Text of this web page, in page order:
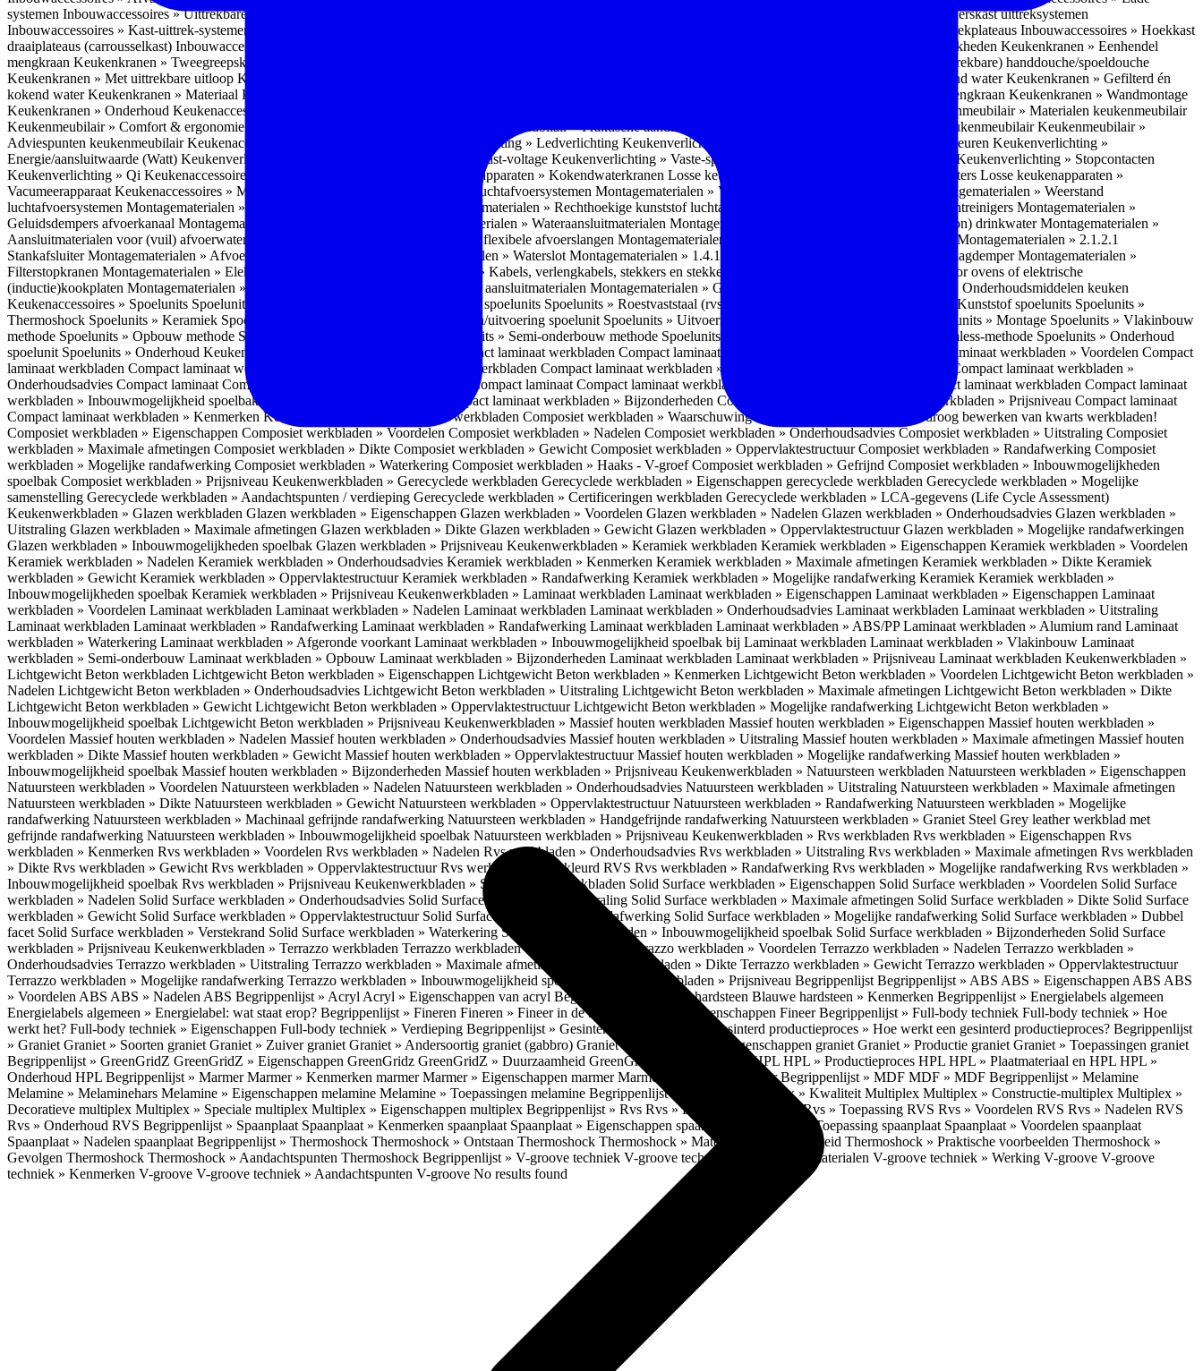
systemen Inbouwaccessoires » Uittrekbare ladesystemen
Inbouwaccessoires » Apothekerskast uittreksystemen
Inbouwaccessoires » Kast-uittrek-systemen
Inbouwaccessoires » Hoekkast uittrekplateaus Inbouwaccessoires » Hoekkast
draaiplateaus (carrousselkast) Inbouwaccessoires » Onderhoud Keukenkranen » Bedieningsmogelijkheden Keukenkranen » Eenhendel
mengkraan Keukenkranen » Tweegreepskraan
Keukenkranen » Met (uitrekbare) handdouche/spoeldouche
Keukenkranen » Met uittrekbare uitloop Keukenkranen » Gefilterd water Keukenkranen » Kokend waterKeukenkranen » Gefilterd én
kokend waterKeukenkranen » Materiaal Keukenkranen » Pvd Techniek (pvd) Keukenkranen » Bladmengkraan Keukenkranen » Wandmontage
Keukenkranen » Onderhoud Keukenaccessoires » Keukenmeubilair
Keukenmeubilair » Materialen keukenmeubilair
Keukenmeubilair » Comfort & ergonomie
Keukenmeubilair » Praktische aandachtspunten Keukenmeubilair » Duurzaamheid keukenmeubilairKeukenmeubilair »
Adviespunten keukenmeubilairKeukenaccessoires » Keukenverlichting Keukenverlichting » Ledverlichting Keukenverlichting » Installatie Keukenverlichting » Lichtkleuren Keukenverlichting »
Energie/aansluitwaarde (Watt) Keukenverlichting » Leddriver Keukenverlichting » Vast-voltage Keukenverlichting » Vaste-spanning
Keukenverlichting » Stopcontacten
Keukenverlichting » Qi Keukenaccessoires » Losse keukenapparaten Losse keukenapparaten » Kokendwaterkranen Losse keukenapparaten » Plintverwarming/plintheaters Losse keukenapparaten »
Vacumeerapparaat Keukenaccessoires » Montagematerialen Montagematerialen » Luchtafvoersystemen Montagematerialen » Verschillende Luchtafvoersystemen
Montagematerialen » Weerstand
luchtafvoersystemen Montagematerialen » Flexibele (ronde) afvoerslangen Montagematerialen » Rechthoekige kunststof luchtafvoersystemen Montagematerialen » Luchtreinigers Montagematerialen »
Geluidsdempers afvoerkanaal Montagematerialen » Aansluitmaterialen Montagematerialen » Wateraansluitmaterialen Montagematerialen » Aansluitmateriaal voor (schoon) drinkwaterMontagematerialen »
Aansluitmaterialen voor (vuil) afvoerwater sifons
Montagematerialen » 1.2.1 Ronde flexibele afvoerslangen Montagematerialen » Dempingsysteem van lades en deuren Montagematerialen » 2.1.2.1
StankafsluiterMontagematerialen » Afvoerpluggen t.b.v. spoelunits Montagematerialen » Waterslot Montagematerialen » 1.4.1 Plasmafilter Montagematerialen » WaterslagdemperMontagematerialen »
Filterstopkranen Montagematerialen » Elektra aansluitmateriaal Montagematerialen » Kabels, verlengkabels, stekkers en stekkerblokken
Montagematerialen » Kabels voor ovens of elektrische
(inductie)kookplaten Montagematerialen » Combiregelaar Montagematerialen » Gas aansluitmaterialen Montagematerialen » Gasaansluitmaterialen
Montagematerialen » Onderhoudsmiddelen keuken
Keukenaccessoires » Spoelunits Spoelunits » Types/soorten Spoelunits » Materialen spoelunits Spoelunits » Roestvaststaal (rvs) Spoelunits » Kunststof spoelunits Spoelunits »
Thermoshock Spoelunits » Keramiek Spoelunits » Tegelbakken Spoelunits » Design/uitvoering spoelunit Spoelunits » Uitvoering Spoelunits » Montage Spoelunits » Vlakinbouw
methode Spoelunits » Opbouw methode Spoelunits » Onderbouw methode Spoelunits » Semi-onderbouw methode Spoelunits » Tussenbouw methode Spoelunits » Rimless-methode Spoelunits » Onderhoud
spoelunit Spoelunits » Onderhoud Keukenwerkbladen Keukenwerkbladen » Compact laminaat werkbladen Compact laminaat werkbladen » Eigenschappen
Compact laminaat werkbladen » Voordelen Compact
laminaat werkbladen Compact laminaat werkbladen » Nadelen Compact laminaat werkbladen Compact laminaat werkbladen » Nanotech massief laminaat werkbladen
Compact laminaat werkbladen »
Onderhoudsadvies Compact laminaat Compact laminaat werkbladen » Uitstraling Compact laminaat Compact laminaat werkbladen » Mogelijke randafwerking Compact laminaat werkbladen Compact laminaat
werkbladen » Inbouwmogelijkheid spoelbak Compact laminaat werkbladen
Compact laminaat werkbladen » Bijzonderheden Compact laminaat
Compact laminaat werkbladen » Prijsniveau Compact laminaat
Compact laminaat werkbladen » Kenmerken Keukenwerkbladen » Composiet werkbladen Composiet werkbladen » Waarschuwing Monteurs: bescherm je bij het droog bewerken van kwarts werkbladen!
Composiet werkbladen » Eigenschappen Composiet werkbladen » Voordelen Composiet werkbladen » Nadelen Composiet werkbladen » OnderhoudsadviesComposiet werkbladen » Uitstraling Composiet
werkbladen » Maximale afmetingen Composiet werkbladen » Dikte Composiet werkbladen » Gewicht Composiet werkbladen » OppervlaktestructuurComposiet werkbladen » Randafwerking Composiet
werkbladen » Mogelijke randafwerking Composiet werkbladen » Waterkering Composiet werkbladen » Haaks - V-groefComposiet werkbladen » Gefrijnd Composiet werkbladen » Inbouwmogelijkheden
spoelbak Composiet werkbladen » Prijsniveau Keukenwerkbladen » Gerecyclede werkbladen Gerecyclede werkbladen » Eigenschappen gerecyclede werkbladen Gerecyclede werkbladen » Mogelijke
samenstelling Gerecyclede werkbladen » Aandachtspunten / verdieping Gerecyclede werkbladen » Certificeringen werkbladen Gerecyclede werkbladen » LCA-gegevens (Life Cycle Assessment)
Keukenwerkbladen » Glazen werkbladen Glazen werkbladen » Eigenschappen Glazen werkbladen » Voordelen Glazen werkbladen » Nadelen Glazen werkbladen » Onderhoudsadvies Glazen werkbladen »
Uitstraling Glazen werkbladen » Maximale afmetingen Glazen werkbladen » Dikte Glazen werkbladen » Gewicht Glazen werkbladen » OppervlaktestructuurGlazen werkbladen » Mogelijke randafwerkingen
Glazen werkbladen » Inbouwmogelijkheden spoelbak Glazen werkbladen » Prijsniveau Keukenwerkbladen » Keramiek werkbladen Keramiek werkbladen » Eigenschappen Keramiek werkbladen » Voordelen
Keramiek werkbladen » Nadelen Keramiek werkbladen » Onderhoudsadvies Keramiek werkbladen » Kenmerken Keramiek werkbladen » Maximale afmetingen Keramiek werkbladen » Dikte Keramiek
werkbladen » Gewicht Keramiek werkbladen » OppervlaktestructuurKeramiek werkbladen » Randafwerking Keramiek werkbladen » Mogelijke randafwerking Keramiek Keramiek werkbladen »
Inbouwmogelijkheden spoelbak Keramiek werkbladen » Prijsniveau Keukenwerkbladen » Laminaat werkbladen Laminaat werkbladen » Eigenschappen Laminaat werkbladen » Eigenschappen Laminaat
werkbladen » Voordelen Laminaat werkbladen Laminaat werkbladen » Nadelen Laminaat werkbladen Laminaat werkbladen » Onderhoudsadvies Laminaat werkbladen Laminaat werkbladen » Uitstraling
Laminaat werkbladen Laminaat werkbladen » Randafwerking Laminaat werkbladen » Randafwerking Laminaat werkbladen Laminaat werkbladen » ABS/PPLaminaat werkbladen » Alumium rand Laminaat
werkbladen » Waterkering Laminaat werkbladen » Afgeronde voorkant Laminaat werkbladen » Inbouwmogelijkheid spoelbak bij Laminaat werkbladen Laminaat werkbladen » Vlakinbouw Laminaat
werkbladen » Semi-onderbouw Laminaat werkbladen » Opbouw Laminaat werkbladen » Bijzonderheden Laminaat werkbladen Laminaat werkbladen » Prijsniveau Laminaat werkbladen Keukenwerkbladen »
Lichtgewicht Beton werkbladen Lichtgewicht Beton werkbladen » Eigenschappen Lichtgewicht Beton werkbladen » Kenmerken Lichtgewicht Beton werkbladen » Voordelen Lichtgewicht Beton werkbladen »
Nadelen Lichtgewicht Beton werkbladen » Onderhoudsadvies Lichtgewicht Beton werkbladen » Uitstraling Lichtgewicht Beton werkbladen » Maximale afmetingen Lichtgewicht Beton werkbladen » Dikte
Lichtgewicht Beton werkbladen » Gewicht Lichtgewicht Beton werkbladen » OppervlaktestructuurLichtgewicht Beton werkbladen » Mogelijke randafwerking Lichtgewicht Beton werkbladen »
Inbouwmogelijkheid spoelbak Lichtgewicht Beton werkbladen » Prijsniveau Keukenwerkbladen » Massief houten werkbladen Massief houten werkbladen » Eigenschappen Massief houten werkbladen »
Voordelen Massief houten werkbladen » Nadelen Massief houten werkbladen » Onderhoudsadvies Massief houten werkbladen » Uitstraling Massief houten werkbladen » Maximale afmetingen Massief houten
werkbladen » Dikte Massief houten werkbladen » Gewicht Massief houten werkbladen » OppervlaktestructuurMassief houten werkbladen » Mogelijke randafwerking Massief houten werkbladen »
Inbouwmogelijkheid spoelbak Massief houten werkbladen » Bijzonderheden Massief houten werkbladen » Prijsniveau Keukenwerkbladen » Natuursteen werkbladen Natuursteen werkbladen » Eigenschappen
Natuursteen werkbladen » Voordelen Natuursteen werkbladen » Nadelen Natuursteen werkbladen » Onderhoudsadvies Natuursteen werkbladen » Uitstraling Natuursteen werkbladen » Maximale afmetingen
Natuursteen werkbladen » Dikte Natuursteen werkbladen » Gewicht Natuursteen werkbladen » OppervlaktestructuurNatuursteen werkbladen » Randafwerking Natuursteen werkbladen » Mogelijke
randafwerking Natuursteen werkbladen » Machinaal gefrijnde randafwerking Natuursteen werkbladen » Handgefrijnde randafwerking Natuursteen werkbladen » Graniet Steel Grey leather werkblad met
gefrijnde randafwerking Natuursteen werkbladen » Inbouwmogelijkheid spoelbak Natuursteen werkbladen » Prijsniveau Keukenwerkbladen » Rvs werkbladen Rvs werkbladen » Eigenschappen Rvs
werkbladen » Kenmerken Rvs werkbladen » Voordelen Rvs werkbladen » Nadelen Rvs werkbladen » Onderhoudsadvies Rvs werkbladen » Uitstraling Rvs werkbladen » Maximale afmetingen Rvs werkbladen
» Dikte Rvs werkbladen » Gewicht Rvs werkbladen » OppervlaktestructuurRvs werkbladen » Gekleurd RVS Rvs werkbladen » Randafwerking Rvs werkbladen » Mogelijke randafwerking Rvs werkbladen »
Inbouwmogelijkheid spoelbak Rvs werkbladen » Prijsniveau Keukenwerkbladen » Solid Surface werkbladen Solid Surface werkbladen » Eigenschappen Solid Surface werkbladen » Voordelen Solid Surface
werkbladen » Nadelen Solid Surface werkbladen » Onderhoudsadvies Solid Surface werkbladen » Uitstraling Solid Surface werkbladen » Maximale afmetingen Solid Surface werkbladen » Dikte Solid Surface
werkbladen » Gewicht Solid Surface werkbladen » Oppervlaktestructuur Solid Surface werkbladen » Randafwerking Solid Surface werkbladen » Mogelijke randafwerking Solid Surface werkbladen » Dubbel
facet Solid Surface werkbladen » Verstekrand Solid Surface werkbladen » WaterkeringSolid Surface werkbladen » Inbouwmogelijkheid spoelbak Solid Surface werkbladen » Bijzonderheden Solid Surface
werkbladen » Prijsniveau Keukenwerkbladen » Terrazzo werkbladen Terrazzo werkbladen » Eigenschappen Terrazzo werkbladen » Voordelen Terrazzo werkbladen » Nadelen Terrazzo werkbladen »
Onderhoudsadvies Terrazzo werkbladen » Uitstraling Terrazzo werkbladen » Maximale afmetingen Terrazzo werkbladen » Dikte Terrazzo werkbladen » Gewicht Terrazzo werkbladen » Oppervlaktestructuur
Terrazzo werkbladen » Mogelijke randafwerking Terrazzo werkbladen » Inbouwmogelijkheid spoelbak Terrazzo werkbladen » Prijsniveau Begrippenlijst Begrippenlijst » ABS ABS » Eigenschappen ABS ABS
» Voordelen ABS ABS » Nadelen ABS Begrippenlijst » Acryl Acryl » Eigenschappen van acryl Begrippenlijst » Blauwe hardsteen Blauwe hardsteen » Kenmerken Begrippenlijst » Energielabels algemeen
Energielabels algemeen » Energielabel: wat staat erop? Begrippenlijst » Fineren Fineren » Fineer in de keuken Fineren » Eigenschappen FineerBegrippenlijst » Full-body techniek Full-body techniek » Hoe
werkt het? Full-body techniek » Eigenschappen Full-body techniek » Verdieping Begrippenlijst » Gesinterd productieproces Gesinterd productieproces » Hoe werkt een gesinterd productieproces? Begrippenlijst
» Graniet Graniet » Soorten graniet Graniet » Zuiver graniet Graniet » Andersoortig graniet (gabbro) Graniet » Gneis Graniet » Eigenschappen graniet Graniet » Productie graniet Graniet » Toepassingen graniet
Begrippenlijst » GreenGridZ GreenGridZ » Eigenschappen GreenGridz GreenGridZ » Duurzaamheid GreenGridz Begrippenlijst » HPL HPL » Productieproces HPL HPL » Plaatmateriaal en HPL HPL »
Onderhoud HPL Begrippenlijst » MarmerMarmer » Kenmerken marmerMarmer » Eigenschappen marmerMarmer » Productie marmerBegrippenlijst » MDF MDF » MDF Begrippenlijst » Melamine
Melamine » Melaminehars Melamine » Eigenschappen melamine Melamine » Toepassingen melamine Begrippenlijst » Multiplex Multiplex » Kwaliteit Multiplex Multiplex » Constructie-multiplex Multiplex »
Decoratieve multiplex Multiplex » Speciale multiplex Multiplex » Eigenschappen multiplex Begrippenlijst » Rvs Rvs » Eigenschappen RVS Rvs » Toepassing RVS Rvs » Voordelen RVS Rvs » Nadelen RVS
Rvs » Onderhoud RVS Begrippenlijst » Spaanplaat Spaanplaat » Kenmerken spaanplaat Spaanplaat » Eigenschappen spaanplaat Spaanplaat » Toepassing spaanplaat Spaanplaat » Voordelen spaanplaat
Spaanplaat » Nadelen spaanplaat Begrippenlijst » Thermoshock Thermoshock » Ontstaan Thermoshock Thermoshock » Materialen & gevoeligheid Thermoshock » Praktische voorbeelden Thermoshock »
Gevolgen Thermoshock Thermoshock » Aandachtspunten Thermoshock Begrippenlijst » V-groove techniek V-groove techniek » Toepasbare materialen V-groove techniek » Werking V-groove V-groove
techniek » Kenmerken V-groove V-groove techniek » Aandachtspunten V-groove No results found